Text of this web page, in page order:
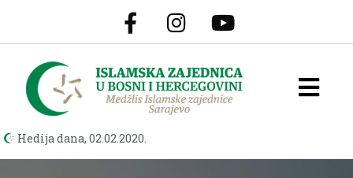
Hedija dana, 02.02.2020.